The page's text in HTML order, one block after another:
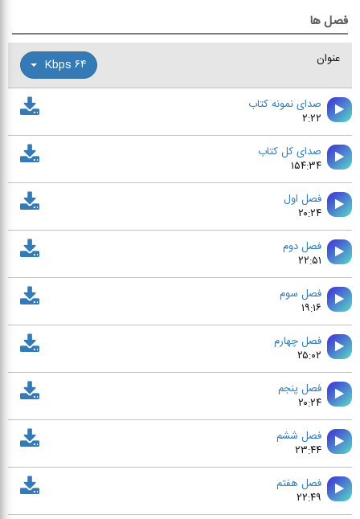
فصل ها
عنوان ۶۴ Kbps
صدای نمونه کتاب
۲:۲۲
صدای کل کتاب
۱۵۴:۳۴
فصل اول
۲۰:۲۴
فصل دوم
۲۲:۵۱
فصل سوم
۱۹:۱۶
فصل چهارم
۲۵:۰۲
فصل پنجم
۲۰:۲۴
فصل ششم
۲۳:۴۴
فصل هفتم
۲۲:۴۹